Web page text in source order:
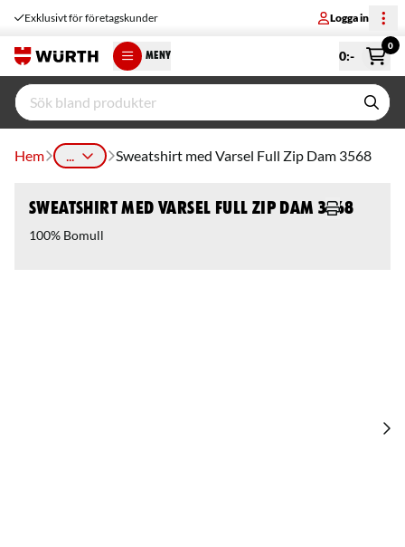
Exklusivt för företagskunder Logga in
MENY 0:-
0
Hem ... Sweatshirt med Varsel Full Zip Dam 3568
Sweatshirt med Varsel Full Zip Dam 3568
100% Bomull